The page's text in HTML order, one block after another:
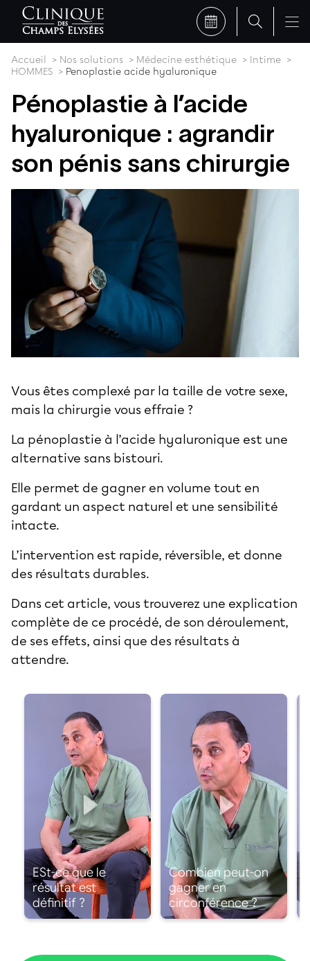
Accueil Nos solutions Médecine esthétique
Intime
HOMMES
Penoplastie acide hyaluronique
Pénoplastie à l’acide
hyaluronique : agrandir
son pénis sans chirurgie
Vous êtes complexé par la taille de votre sexe,
mais la chirurgie vous effraie ?
La pénoplastie à l’acide hyaluronique est une
alternative sans bistouri.
Elle permet de gagner en volume tout en
gardant un aspect naturel et une sensibilité
intacte.
L’intervention est rapide, réversible, et donne
des résultats durables.
Dans cet article, vous trouverez une explication
complète de ce procédé, de son déroulement,
de ses effets, ainsi que des résultats à
attendre.